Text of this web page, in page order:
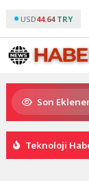
USD44.64 TRY
Son
bar Panda & Sons
Teknoloji